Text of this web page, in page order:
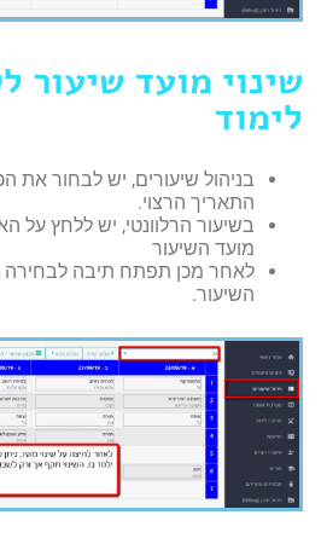
שינוי מועד שיעור
לימוד
בניהול שיעורים, יש לבחור את
התאריך הרצוי.
בשיעור הרלוונטי, יש ללחץ על
מועד השיעור
לאחר מכן תפתח תיבה לבחירה
השיעור.